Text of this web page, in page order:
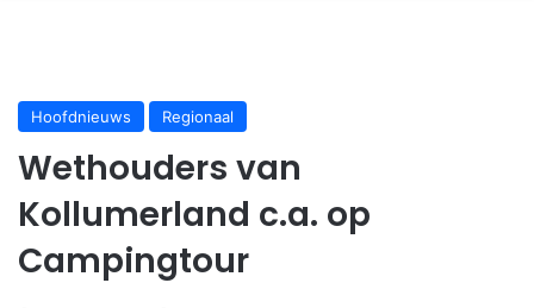
Hoofdnieuws Regionaal
Wethouders van
Kollumerland c.a. op
Campingtour